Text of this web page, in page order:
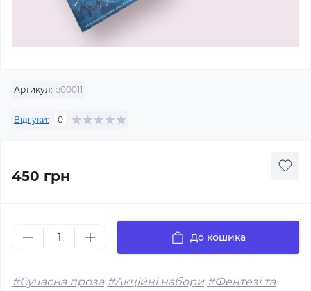
Артикул: b00011
Відгуки: 0
450 грн
До кошика
#Сучасна проза #Акційні набори #Фентезі та